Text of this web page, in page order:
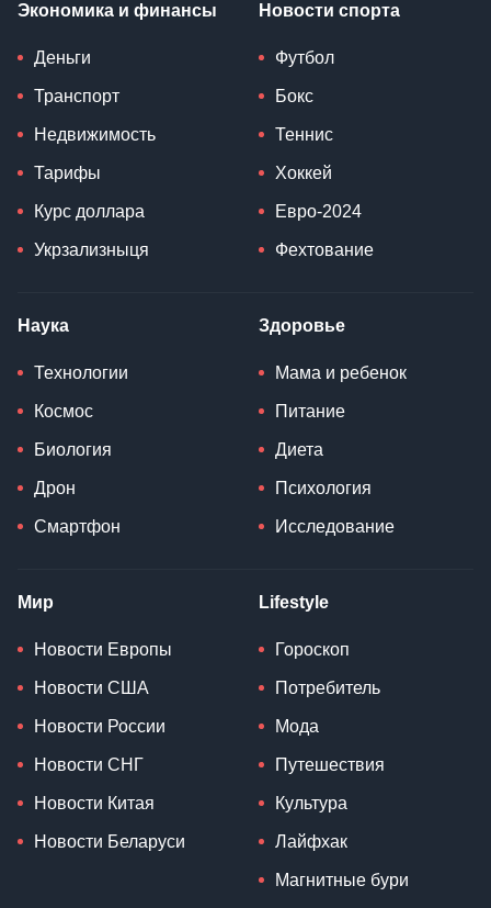
Экономика и финансы
Деньги
Транспорт
Недвижимость
Тарифы
Курс доллара
Укрзализныця
Новости спорта
Футбол
Бокс
Теннис
Хоккей
Евро-2024
Фехтование
Наука
Технологии
Космос
Биология
Дрон
Смартфон
Здоровье
Мама и ребенок
Питание
Диета
Психология
Исследование
Мир
Новости Европы
Новости США
Новости России
Новости СНГ
Новости Китая
Новости Беларуси
Lifestyle
Гороскоп
Потребитель
Мода
Путешествия
Культура
Лайфхак
Магнитные бури